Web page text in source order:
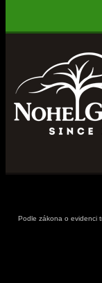
Podle zákona o evidenci